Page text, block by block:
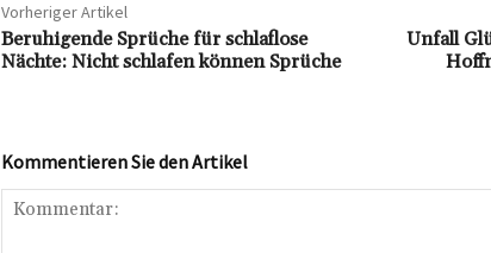
Vorheriger Artikel
Beruhigende Sprüche für schlaflose
Nächte: Nicht schlafen können Sprüche
Unfall
Kommentieren Sie den Artikel